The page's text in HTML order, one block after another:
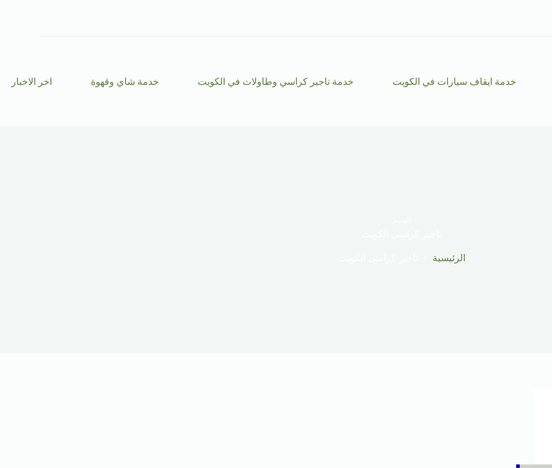
خدمة ايقاف سيارات في الكويت خدمة تاجير كراسي وطاولات في الكويت خدمة شاي وقهوة اخر الاخبار
الرئيسية